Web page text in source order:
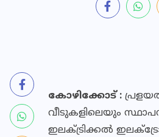
കോഴിക്കോട് :
വീടുകളിലെയും
ഇലക്ട്രിക്കൽ